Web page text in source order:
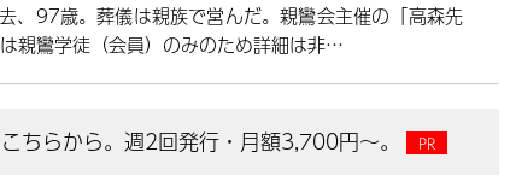
97歳。葬儀は親族で営んだ。親鸞会主催の「高森先
親鸞学徒（会員）のみのため詳細は非…
ちらから。週2回発行・月額3,700円～。